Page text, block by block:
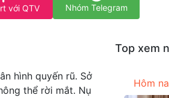
với QTV Nhóm Telegram
hình quyến rũ. Sở
thể rời mắt. Nụ
Top xem
Hôm